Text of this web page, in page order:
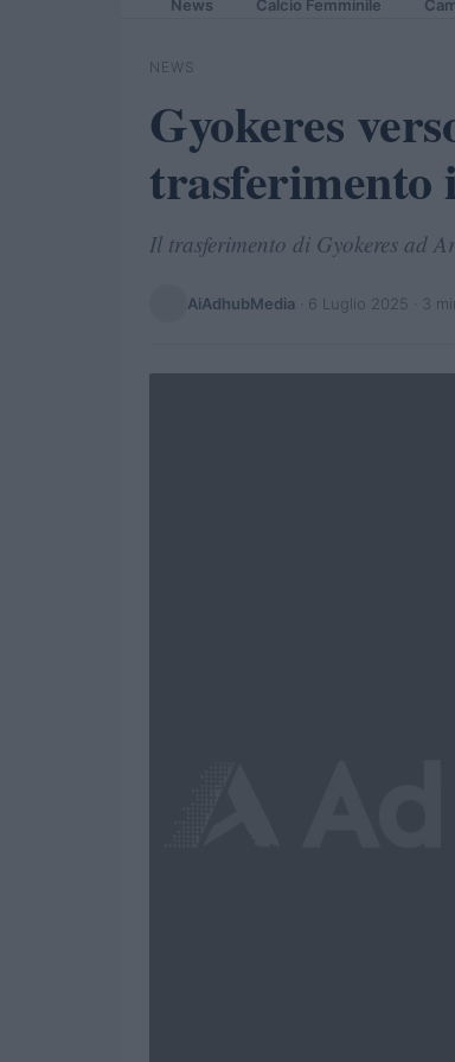
News Calcio Femminile
NEWS
Gyokeres
trasferimento
Il trasferimento di Gyokeres ad
AiAdhubMedia 6 Luglio 2025 · 3